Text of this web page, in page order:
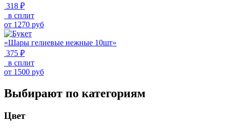
318 ₽
в сплит
от 1270 руб
«Шары гелиевые нежные 10шт»
375 ₽
в сплит
от 1500 руб
Выбирают по категориям
Цвет